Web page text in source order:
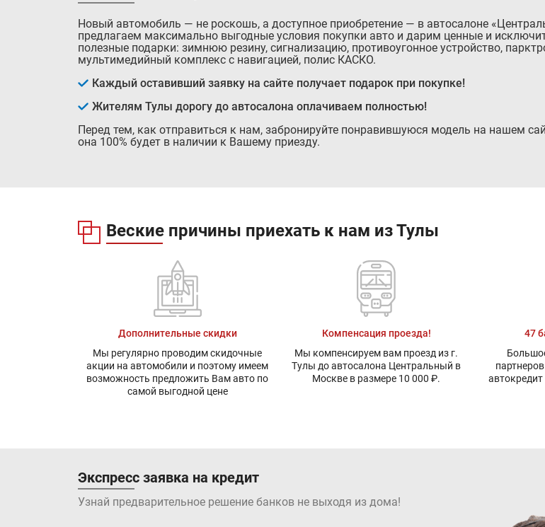
Новый автомобиль — не роскошь, а доступное приобретение — в автосалоне
предлагаем максимально выгодные условия покупки авто и дарим ценные и
полезные подарки: зимнюю резину, сигнализацию, противоугонное устройство,
мультимедийный комплекс с навигацией, полис КАСКО.
Каждый оставивший заявку на сайте получает подарок при покупке!
Жителям Тулы дорогу до автосалона оплачиваем полностью!
Перед тем, как отправиться к нам, забронируйте понравившуюся модель на нашем
она 100% будет в наличии к Вашему приезду.
Веские причины приехать к нам из Тулы
Дополнительные скидки
Мы регулярно проводим скидочные
акции на автомобили и поэтому имеем
возможность предложить Вам авто по
самой выгодной цене
Компенсация проезда!
Мы компенсируем вам проезд из г.
Тулы до автосалона Центральный в
Москве в размере 10 000 ₽.
47
Экспресс заявка на кредит
Узнай предварительное решение банков не выходя из дома!